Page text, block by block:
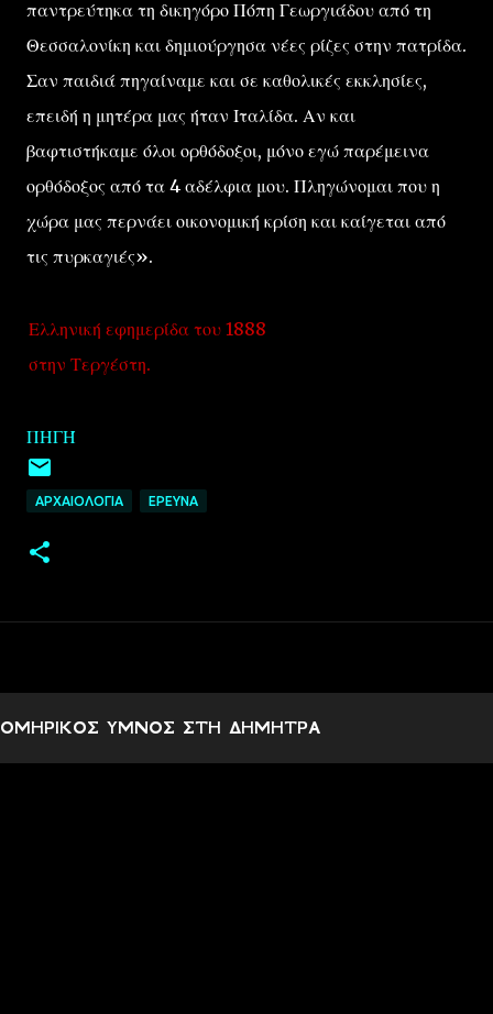
παντρεύτηκα τη δικηγόρο Πόπη Γεωργιάδου από τη
Θεσσαλονίκη και δημιούργησα νέες ρίζες στην πατρίδα.
Σαν παιδιά πηγαίναμε και σε καθολικές εκκλησίες,
επειδή η μητέρα μας ήταν Ιταλίδα. Αν και
βαφτιστήκαμε όλοι ορθόδοξοι, μόνο εγώ παρέμεινα
ορθόδοξος από τα 4 αδέλφια μου. Πληγώνομαι που η
χώρα μας περνάει οικονομική κρίση και καίγεται από
τις πυρκαγιές».
Ελληνική εφημερίδα του 1888
στην Τεργέστη.
ΠΗΓΉ
ΑΡΧΑΙΟΛΟΓΙΑ EΡΕΥΝΑ
ΟΜΗΡΙΚΟΣ ΥΜΝΟΣ ΣΤΗ ΔΗΜΗΤΡΑ